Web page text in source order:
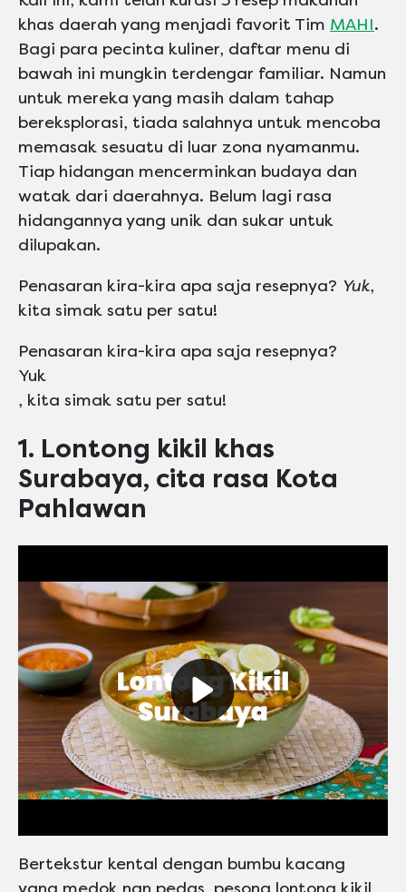
khas daerah yang menjadi favorit Tim MAHI.
Bagi para pecinta kuliner, daftar menu di
bawah ini mungkin terdengar familiar. Namun
untuk mereka yang masih dalam tahap
bereksplorasi, tiada salahnya untuk mencoba
memasak sesuatu di luar zona nyamanmu.
Tiap hidangan mencerminkan budaya dan
watak dari daerahnya. Belum lagi rasa
hidangannya yang unik dan sukar untuk
dilupakan.
Penasaran kira-kira apa saja resepnya? Yuk,
kita simak satu per satu!
Penasaran kira-kira apa saja resepnya?
Yuk
, kita simak satu per satu!
1. Lontong kikil khas
Surabaya, cita rasa Kota
Pahlawan
Play video Maskafini
Bertekstur kental dengan bumbu kacang